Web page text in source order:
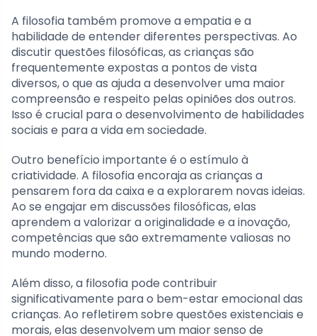
A filosofia também promove a empatia e a
habilidade de entender diferentes perspectivas. Ao
discutir questões filosóficas, as crianças são
frequentemente expostas a pontos de vista
diversos, o que as ajuda a desenvolver uma maior
compreensão e respeito pelas opiniões dos outros.
Isso é crucial para o desenvolvimento de habilidades
sociais e para a vida em sociedade.
Outro benefício importante é o estímulo à
criatividade. A filosofia encoraja as crianças a
pensarem fora da caixa e a explorarem novas ideias.
Ao se engajar em discussões filosóficas, elas
aprendem a valorizar a originalidade e a inovação,
competências que são extremamente valiosas no
mundo moderno.
Além disso, a filosofia pode contribuir
significativamente para o bem-estar emocional das
crianças. Ao refletirem sobre questões existenciais e
morais, elas desenvolvem um maior senso de